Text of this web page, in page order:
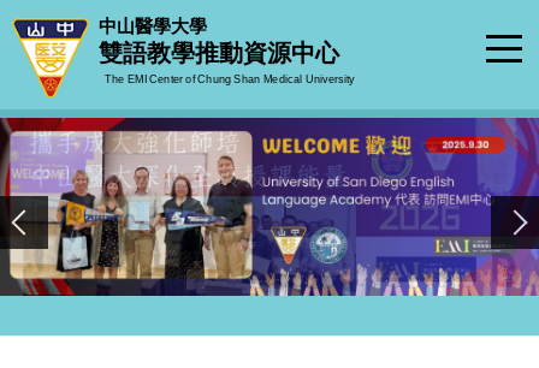
跳
到
要
內
容
區
中山醫學大學
雙語教學推動資源中心
The EMI Center of Chung Shan Medical University